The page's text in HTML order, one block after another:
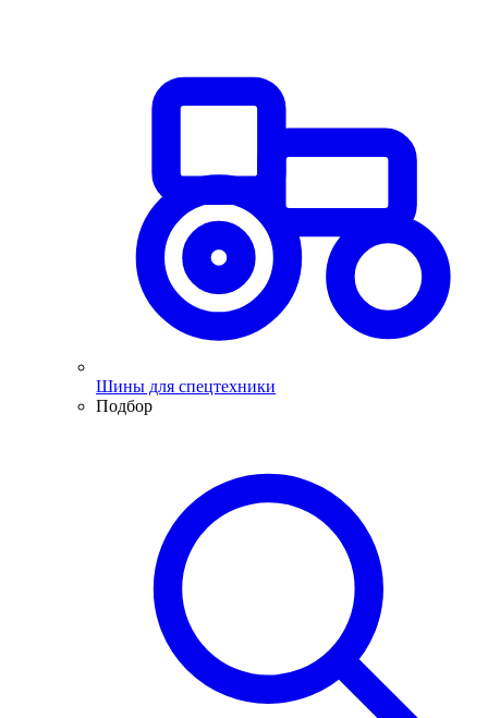
Шины для спецтехники
Подбор